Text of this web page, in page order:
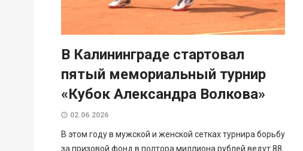
В Калининграде стартовал
пятый мемориальный турнир
«Кубок Александра Волкова»
02.06.2026
В этом году в мужской и женской сетках турнира борьбу
за призовой фонд в полтора миллиона рублей ведут 88